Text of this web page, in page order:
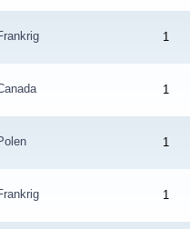
1
1
1
1